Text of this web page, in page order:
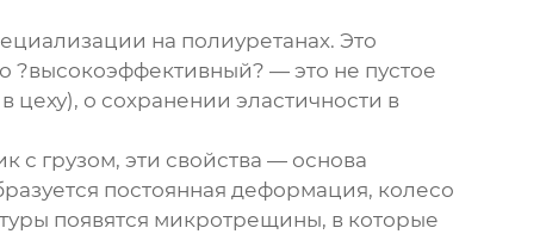
на полиуретанах. Это
?высокоэффективный? — это не пустое
о сохранении эластичности в
с грузом, эти свойства — основа
постоянная деформация, колесо
появятся микротрещины, в которые